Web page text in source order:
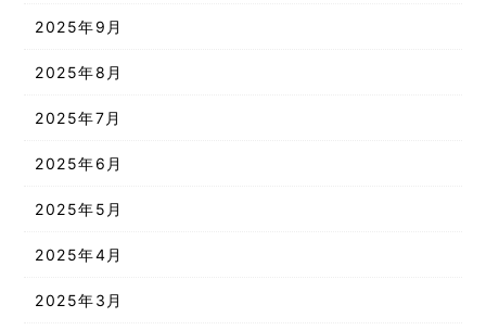
2025年9月
2025年8月
2025年7月
2025年6月
2025年5月
2025年4月
2025年3月